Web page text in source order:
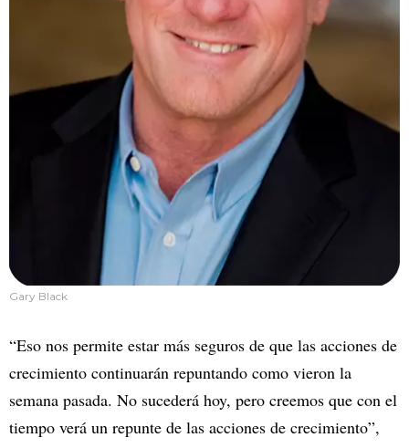
Gary Black
“Eso nos permite estar más seguros de que las acciones de
crecimiento continuarán repuntando como vieron la
semana pasada. No sucederá hoy, pero creemos que con el
tiempo verá un repunte de las acciones de crecimiento”,